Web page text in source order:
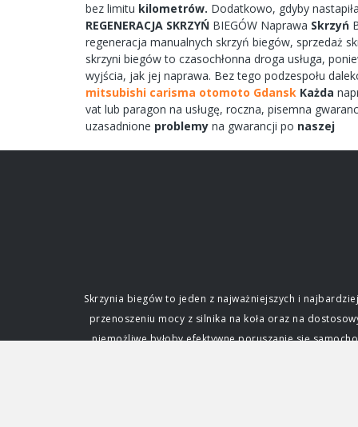
bez limitu kilometrów. Dodatkowo, gdyby
REGENERACJA SKRZYŃ BIEGÓW Naprawa Skrzyń
regeneracja manualnych skrzyń biegów, sprzedaż
skrzyni biegówto czasochłonna droga usługa,
wyjścia, jak jej naprawa. Bez tego podzespołu
mitsubishi carisma otomoto Gdansk Każda
vat lub paragon na usługę, roczna, pisemna
uzasadnione problemy na gwarancji po naszej
Skrzynia biegów to jeden z najważniejszych i
przenoszeniu mocy z silnika na koła oraz na
niemożliwe byłoby efektywne poruszanie się